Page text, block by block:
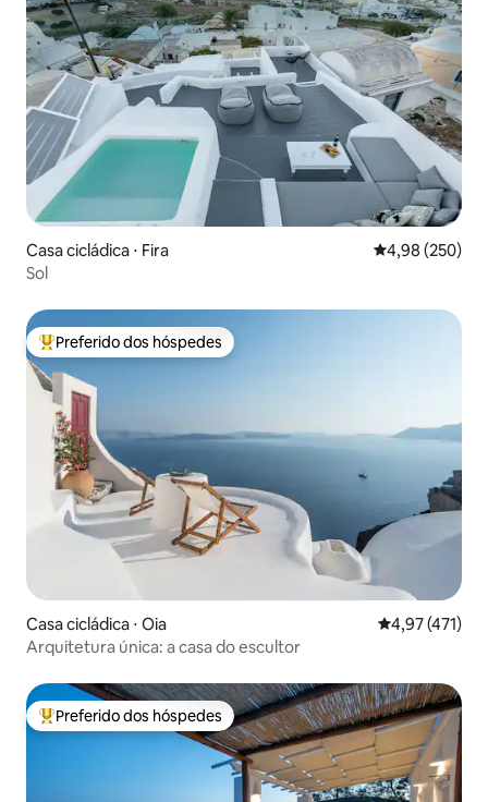
Casa cicládica ⋅ Fira 4,98 de uma
4,98 (250)
Sol
Entre os melhores preferidos dos hóspedes
Preferido dos hóspedes
Casa cicládica ⋅ Oia 4,97 de uma
4,97 (471)
Arquitetura única: a casa do escultor
Entre os melhores preferidos dos hóspedes
Preferido dos hóspedes